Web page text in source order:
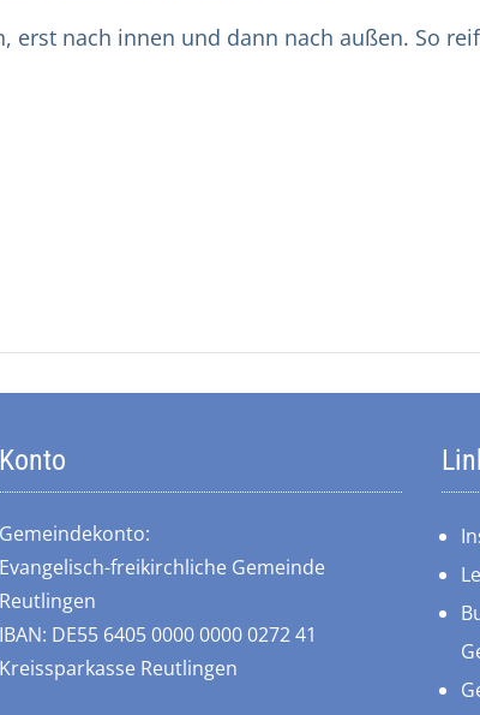
erst nach innen und dann nach außen. So
Konto
Gemeindekonto:
Evangelisch-freikirchliche Gemeinde
Reutlingen
IBAN: DE55 6405 0000 0000 0272 41
Kreissparkasse Reutlingen